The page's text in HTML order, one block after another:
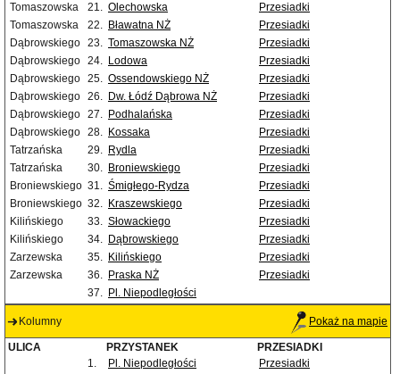
Tomaszowska
21. Olechowska
Przesiadki
Tomaszowska
22. Bławatna NŻ
Przesiadki
Dąbrowskiego 23. Tomaszowska NŻ
Przesiadki
Dąbrowskiego 24. Lodowa
Przesiadki
Dąbrowskiego 25. Ossendowskiego NŻ
Przesiadki
Dąbrowskiego 26. Dw. Łódź Dąbrowa NŻ
Przesiadki
Dąbrowskiego 27. Podhalańska
Przesiadki
Dąbrowskiego 28. Kossaka
Przesiadki
Tatrzańska
29. Rydla
Przesiadki
Tatrzańska
30. Broniewskiego
Przesiadki
Broniewskiego 31. Śmigłego-Rydza
Przesiadki
Broniewskiego 32. Kraszewskiego
Przesiadki
Kilińskiego
33. Słowackiego
Przesiadki
Kilińskiego
34. Dąbrowskiego
Przesiadki
Zarzewska
35. Kilińskiego
Przesiadki
Zarzewska
36. Praska NŻ
Przesiadki
37. Pl. Niepodległości
Kolumny Pokaż na mapie
ULICA PRZYSTANEK
PRZESIADKI
1.
Pl. Niepodległości
Przesiadki